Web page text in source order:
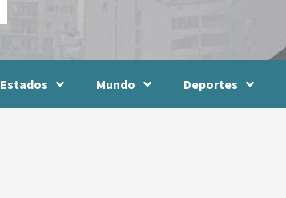
Estados Mundo Deportes